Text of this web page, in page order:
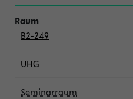
B2-249
UHG
Seminarraum